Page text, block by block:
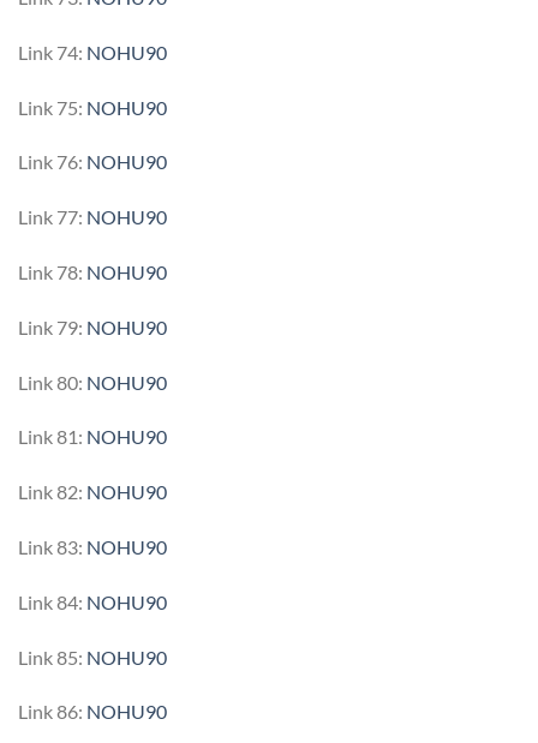
Link 74: NOHU90
Link 75: NOHU90
Link 76: NOHU90
Link 77: NOHU90
Link 78: NOHU90
Link 79: NOHU90
Link 80: NOHU90
Link 81: NOHU90
Link 82: NOHU90
Link 83: NOHU90
Link 84: NOHU90
Link 85: NOHU90
Link 86: NOHU90